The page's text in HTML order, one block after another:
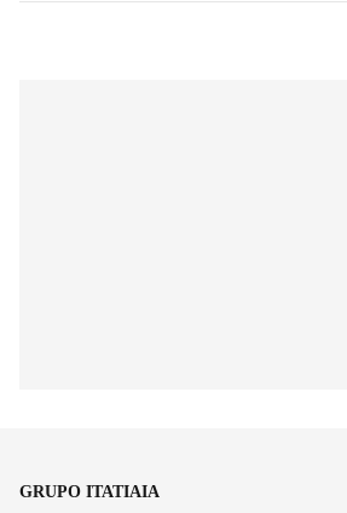
GRUPO ITATIAIA